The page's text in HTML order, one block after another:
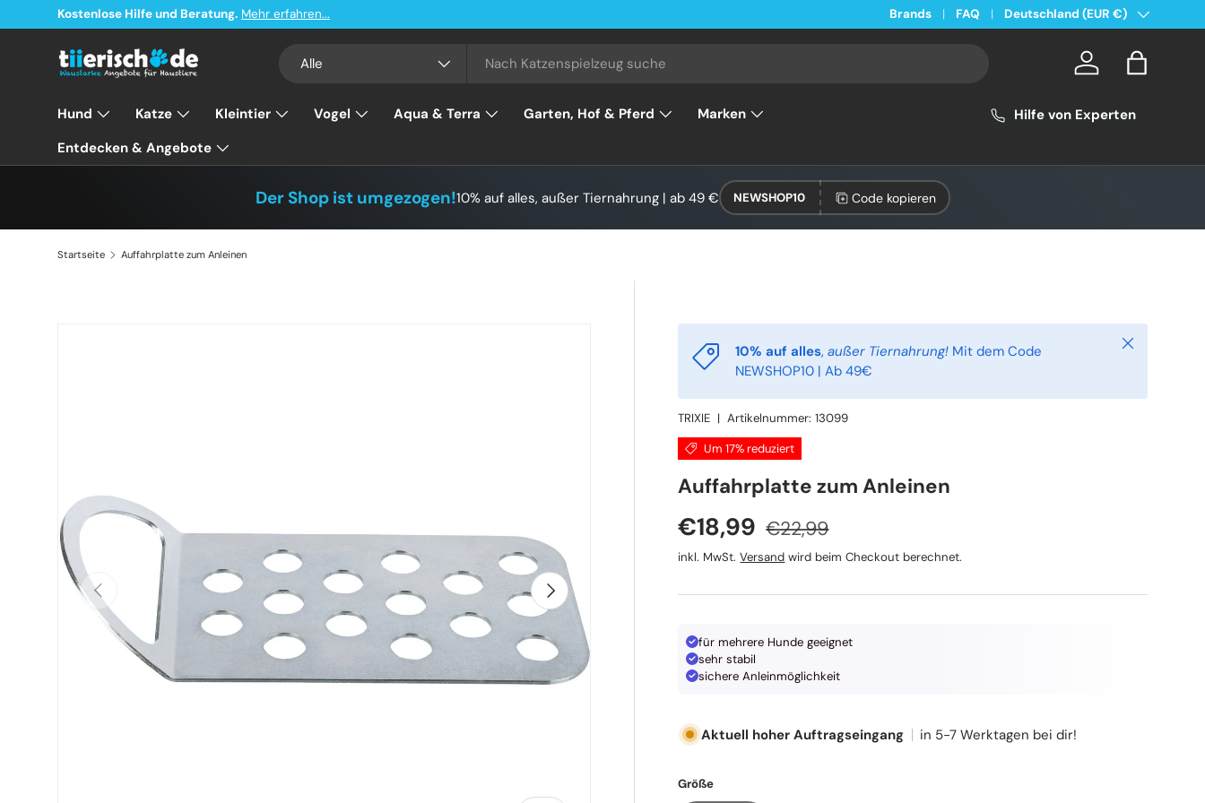
Direkt zum Inhalt
Kostenlose Hilfe und Beratung. Mehr erfahren... Kostenloser Versand ab 49€ in Deutschland
Brands FAQ Land/Region
Deutschland (EUR €)
Alle Konto
Hund Katze Kleintier Vogel Aqua & Terra Garten, Hof & Pferd
Marken
Entdecken & Angebote
Hilfe von Experten
Der Shop ist umgezogen!10% auf alles, außer Tiernahrung | ab 49 € NEWSHOP10 Code kopieren
Startseite Auffahrplatte zum Anleinen
Vorherige Nächste
10% auf alles,außer Tiernahrung! Mit dem Code
NEWSHOP10 | Ab 49€
Schließen
TRIXIE |Artikelnummer: 13099
Um 17% reduziert
TRIXIE
Auffahrplatte zum Anleinen
Verkaufspreis
€18,99 Normaler Preis
€22,99
inkl. MwSt.Versand wird beim Checkout berechnet.
für mehrere Hunde geeignet
sehr stabil
sichere Anleinmöglichkeit
Aktuell hoher Auftragseingang in 5-7 Werktagen bei dir!
Größe